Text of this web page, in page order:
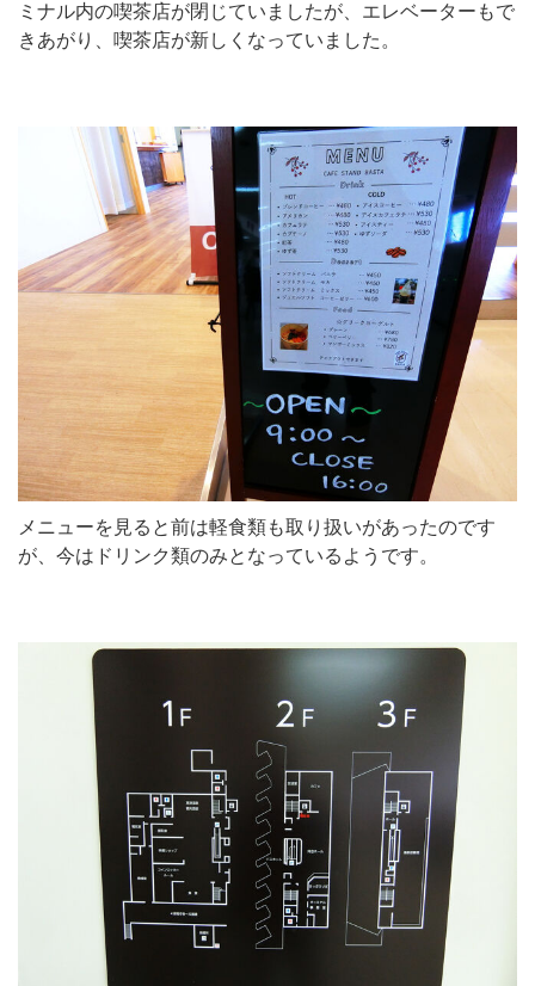
ミナル内の喫茶店が閉じていましたが、エレベーターもで
きあがり、喫茶店が新しくなっていました。
メニューを見ると前は軽食類も取り扱いがあったのです
が、今はドリンク類のみとなっているようです。